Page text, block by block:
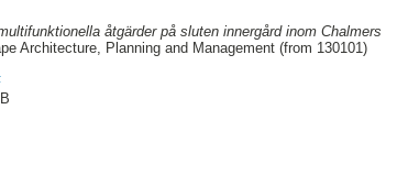
åtgärder på sluten innergård inom Chalmers
Architecture, Planning and Management (from 130101)